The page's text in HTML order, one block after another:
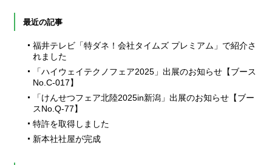
最近の記事
福井テレビ「特ダネ！会社タイムズ プレミアム」で紹介さ
れました
「ハイウェイテクノフェア2025」出展のお知らせ【ブース
No.C-017】
「けんせつフェア北陸2025in新潟」出展のお知らせ【ブー
スNo.Q-77】
特許を取得しました
新本社社屋が完成